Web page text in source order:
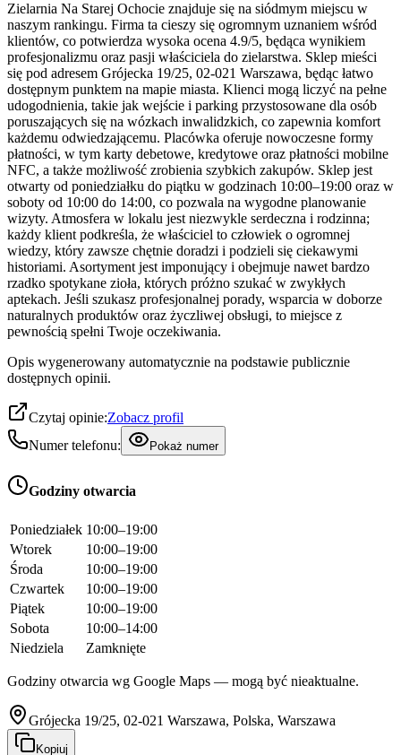
Zielarnia Na Starej Ochocie znajduje się na siódmym miejscu w
naszym rankingu. Firma ta cieszy się ogromnym uznaniem wśród
klientów, co potwierdza wysoka ocena 4.9/5, będąca wynikiem
profesjonalizmu oraz pasji właściciela do zielarstwa. Sklep mieści
się pod adresem Grójecka 19/25, 02-021 Warszawa, będąc łatwo
dostępnym punktem na mapie miasta. Klienci mogą liczyć na pełne
udogodnienia, takie jak wejście i parking przystosowane dla osób
poruszających się na wózkach inwalidzkich, co zapewnia komfort
każdemu odwiedzającemu. Placówka oferuje nowoczesne formy
płatności, w tym karty debetowe, kredytowe oraz płatności mobilne
NFC, a także możliwość zrobienia szybkich zakupów. Sklep jest
otwarty od poniedziałku do piątku w godzinach 10:00–19:00 oraz w
soboty od 10:00 do 14:00, co pozwala na wygodne planowanie
wizyty. Atmosfera w lokalu jest niezwykle serdeczna i rodzinna;
każdy klient podkreśla, że właściciel to człowiek o ogromnej
wiedzy, który zawsze chętnie doradzi i podzieli się ciekawymi
historiami. Asortyment jest imponujący i obejmuje nawet bardzo
rzadko spotykane zioła, których próżno szukać w zwykłych
aptekach. Jeśli szukasz profesjonalnej porady, wsparcia w doborze
naturalnych produktów oraz życzliwej obsługi, to miejsce z
pewnością spełni Twoje oczekiwania.
Opis wygenerowany automatycznie na podstawie publicznie
dostępnych opinii.
Czytaj opinie:Zobacz profil
Numer telefonu:
Pokaż numer
Godziny otwarcia
Poniedziałek 10:00–19:00
Wtorek
10:00–19:00
Środa
10:00–19:00
Czwartek
10:00–19:00
Piątek
10:00–19:00
Sobota
10:00–14:00
Niedziela
Zamknięte
Godziny otwarcia wg Google Maps — mogą być nieaktualne.
Grójecka 19/25, 02-021 Warszawa, Polska, Warszawa
Kopiuj